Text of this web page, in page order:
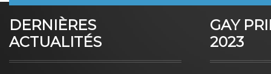
DERNIÈRES
ACTUALITÉS
GAY
2023